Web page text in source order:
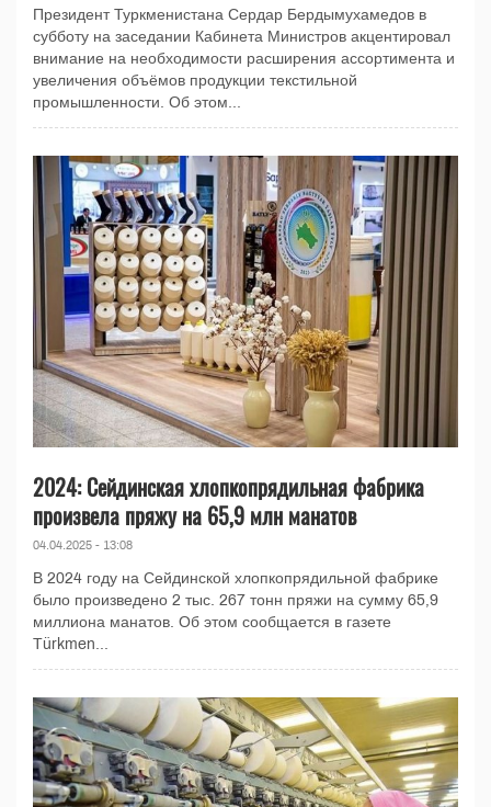
Президент Туркменистана Сердар Бердымухамедов в
субботу на заседании Кабинета Министров акцентировал
внимание на необходимости расширения ассортимента и
увеличения объёмов продукции текстильной
промышленности. Об этом...
2024: Сейдинская хлопкопрядильная фабрика
произвела пряжу на 65,9 млн манатов
04.04.2025 - 13:08
В 2024 году на Сейдинской хлопкопрядильной фабрике
было произведено 2 тыс. 267 тонн пряжи на сумму 65,9
миллиона манатов. Об этом сообщается в газете
Türkmen...